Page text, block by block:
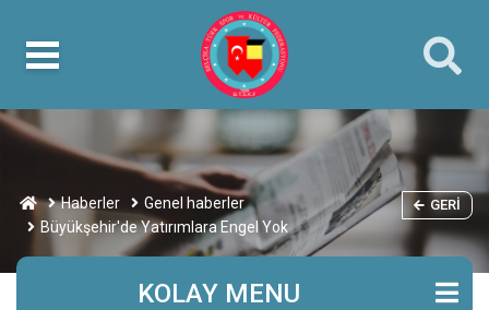
Haberler
Genel haberler
Büyükşehir'de Yatırımlara Engel Yok
GERI
KOLAY MENU